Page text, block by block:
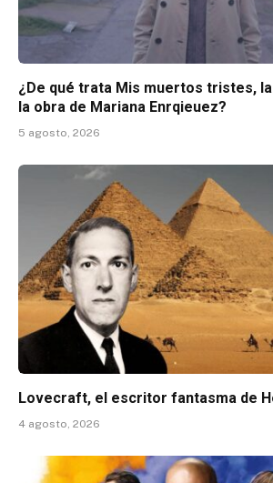
¿De qué trata Mis muertos tristes,
la obra de Mariana Enrqieuez?
5 agosto, 2026
Lovecraft, el escritor fantasma de
4 agosto, 2026